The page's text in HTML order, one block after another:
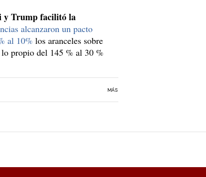
y Trump facilitó la
alcanzaron un pacto
al 10% los aranceles sobre
propio del 145 % al 30 %
MÁS